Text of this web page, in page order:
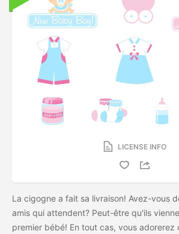
LICENSE INFO
La cigogne a fait sa livraison! Avez-vous
amis qui attendent? Peut-être qu'ils
premier bébé! En tout cas, vous adorerez